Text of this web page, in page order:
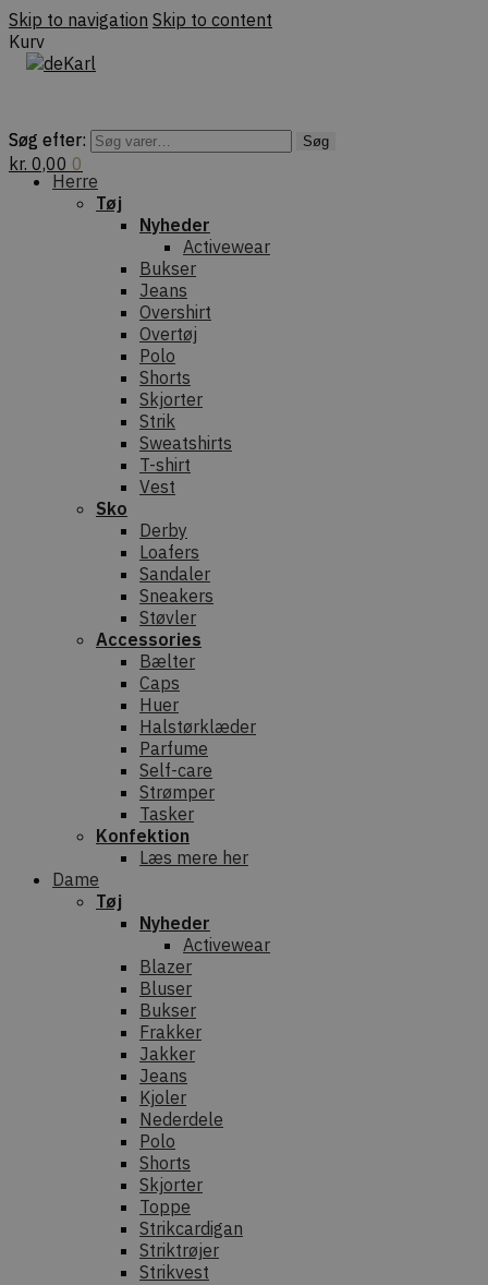
Skip to navigation Skip to content
Kurv
Søg efter: Søg
kr. 0,00 0
Søg efter: Søg
Herre
Tøj
Nyheder
Activewear
Bukser
Jeans
Overshirt
Overtøj
Polo
Shorts
Skjorter
Strik
Sweatshirts
T-shirt
Vest
Sko
Derby
Loafers
Sandaler
Sneakers
Støvler
Accessories
Bælter
Caps
Huer
Halstørklæder
Parfume
Self-care
Strømper
Tasker
Konfektion
Læs mere her
Dame
Tøj
Nyheder
Activewear
Blazer
Bluser
Bukser
Frakker
Jakker
Jeans
Kjoler
Nederdele
Polo
Shorts
Skjorter
Toppe
Strikcardigan
Striktrøjer
Strikvest